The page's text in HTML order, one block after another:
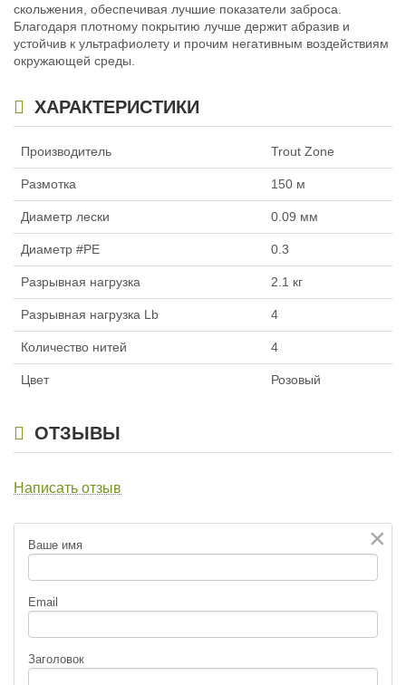
Плетеная леска Trout Zone
1 300₽
Диаметр лески:0.079 мм
Разрывная нагрузка:
Нет в наличии
скольжения, обеспечивая лучшие показатели заброса.
Благодаря плотному покрытию лучше держит абразив и
устойчив к ультрафиолету и прочим негативным воздействиям
окружающей среды.
ХАРАКТЕРИСТИКИ
Производитель Trout Zone
Размотка 150 м
Диаметр лески 0.09 мм
Диаметр #PE 0.3
Разрывная нагрузка 2.1 кг
Разрывная нагрузка Lb 4
Количество нитей 4
Цвет Розовый
ОТЗЫВЫ
Написать отзыв
×
Ваше имя
Email
Заголовок